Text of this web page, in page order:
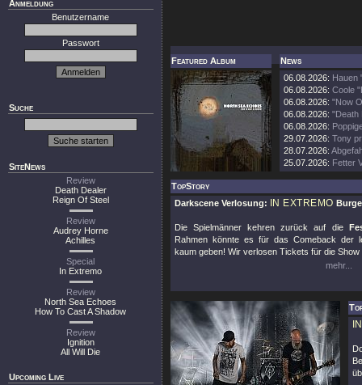
Anmeldung
Benutzername
Passwort
Suche
SiteNews
Review
Death Dealer
Reign Of Steel
Review
Audrey Horne
Achilles
Special
In Extremo
Review
North Sea Echoes
How To Cast A Shadow
Review
Ignition
All Will Die
Upcoming Live
Featured Album
News
06.08.2026: Hauen
06.08.2026: Coole
06.08.2026: "Now
06.08.2026: "Death
06.08.2026:
29.07.2026: Tony
28.07.2026:
25.07.2026: Fetter
TopStory
Darkscene Verlosung:
IN EXTREMO
Die Spielmänner kehren zurück auf die
Rahmen könnte es für das Comeback der
kaum geben! Wir verlosen Tickets für die
mehr...